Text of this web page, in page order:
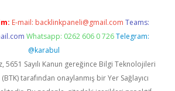
E-mail: backlinkpaneli@gmail.com Teams:
Whatsapp: 0262 606 0 726 Telegram:
@karabul
5651 Sayılı Kanun gereğince Bilgi Teknolojileri
tarafından onaylanmış bir Yer Sağlayıcı